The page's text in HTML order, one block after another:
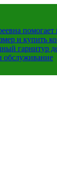
и купить
гарнитур
обслуживание